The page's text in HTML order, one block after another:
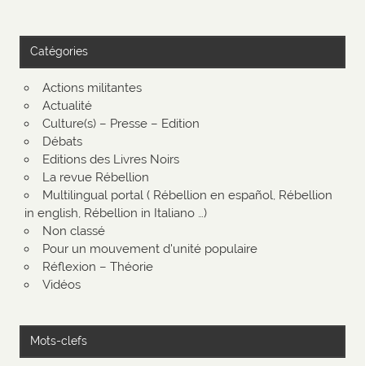
Catégories
Actions militantes
Actualité
Culture(s) – Presse – Edition
Débats
Editions des Livres Noirs
La revue Rébellion
Multilingual portal ( Rébellion en español, Rébellion
in english, Rébellion in Italiano …)
Non classé
Pour un mouvement d'unité populaire
Réflexion – Théorie
Vidéos
Mots-clefs